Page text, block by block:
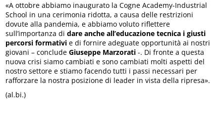
«A ottobre abbiamo inaugurato la Cogne Academy-Industrial
School in una cerimonia ridotta, a causa delle restrizioni
dovute alla pandemia, e abbiamo voluto riflettere
sull’importanza didare anche all’educazione tecnica i giusti
percorsi formativi e di fornire adeguate opportunità ai nostri
giovani – concludeGiuseppe Marzorati -. Di fronte a questa
nuova crisi siamo cambiati e sono cambiati molti aspetti del
nostro settore e stiamo facendo tutti i passi necessari per
rafforzare la nostra posizione di leader in vista della ripresa».
(al.bi.)